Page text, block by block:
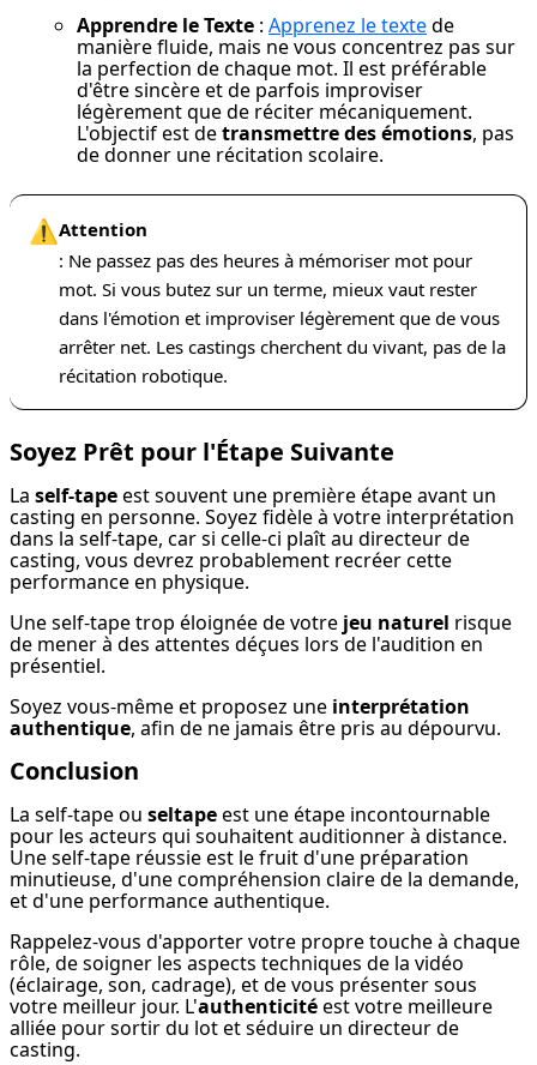
Apprendre le Texte : Apprenez le texte de
manière fluide, mais ne vous concentrez pas sur
la perfection de chaque mot. Il est préférable
d'être sincère et de parfois improviser
légèrement que de réciter mécaniquement.
L'objectif est de transmettre des émotions, pas
de donner une récitation scolaire.
⚠️Attention
: Ne passez pas des heures à mémoriser mot pour
mot. Si vous butez sur un terme, mieux vaut rester
dans l'émotion et improviser légèrement que de vous
arrêter net. Les castings cherchent du vivant, pas de la
récitation robotique.
Soyez Prêt pour l'Étape Suivante
La self-tape est souvent une première étape avant un
casting en personne. Soyez fidèle à votre interprétation
dans la self-tape, car si celle-ci plaît au directeur de
casting, vous devrez probablement recréer cette
performance en physique.
Une self-tape trop éloignée de votre jeu naturel risque
de mener à des attentes déçues lors de l'audition en
présentiel.
Soyez vous-même et proposez une interprétation
authentique, afin de ne jamais être pris au dépourvu.
Conclusion
La self-tape ou seltape est une étape incontournable
pour les acteurs qui souhaitent auditionner à distance.
Une self-tape réussie est le fruit d'une préparation
minutieuse, d'une compréhension claire de la demande,
et d'une performance authentique.
Rappelez-vous d'apporter votre propre touche à chaque
rôle, de soigner les aspects techniques de la vidéo
(éclairage, son, cadrage), et de vous présenter sous
votre meilleur jour. L'authenticité est votre meilleure
alliée pour sortir du lot et séduire un directeur de
casting.